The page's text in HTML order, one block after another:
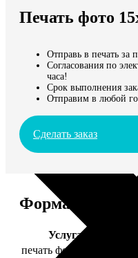
Мы доставляем по всему
Продолжить без города
Печать фото
Отправь в печать за
Согласования по
часа!
Срок выполнения
Отправим в любой
Сделать заказ
Форматы и
Услуга
печать фото 15х20